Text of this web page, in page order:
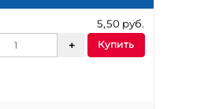
5,50 руб.
Купить